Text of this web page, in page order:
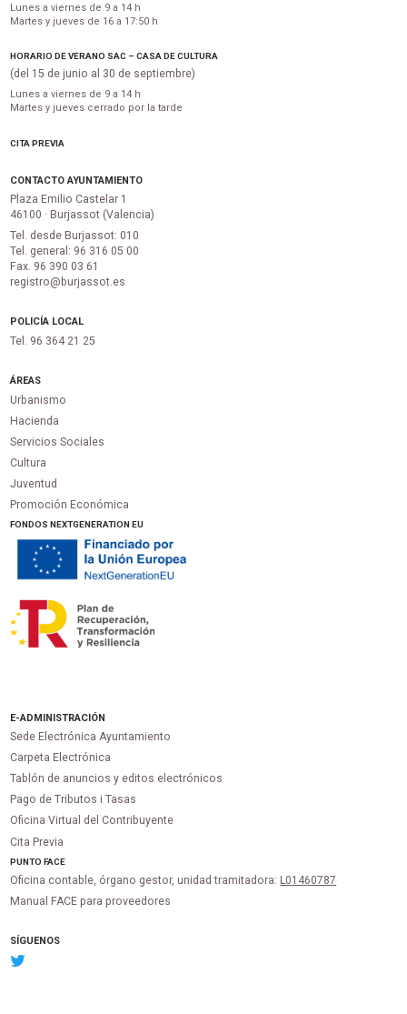
Lunes a viernes de 9 a 14 h
Martes y jueves de 16 a 17:50 h
HORARIO DE VERANO SAC – CASA DE CULTURA
(del 15 de junio al 30 de septiembre)
Lunes a viernes de 9 a 14 h
Martes y jueves cerrado por la tarde
CITA PREVIA
CONTACTO AYUNTAMIENTO
Plaza Emilio Castelar 1
46100 · Burjassot (Valencia)
Tel. desde Burjassot: 010
Tel. general: 96 316 05 00
Fax. 96 390 03 61
registro@burjassot.es
POLICÍA LOCAL
Tel. 96 364 21 25
ÁREAS
Urbanismo
Hacienda
Servicios Sociales
Cultura
Juventud
Promoción Económica
FONDOS NEXTGENERATION EU
E-ADMINISTRACIÓN
Sede Electrónica Ayuntamiento
Carpeta Electrónica
Tablón de anuncios y editos electrónicos
Pago de Tributos i Tasas
Oficina Virtual del Contribuyente
Cita Previa
PUNTOFACE
Oficina contable, órgano gestor, unidad tramitadora: L01460787
Manual FACE para proveedores
SÍGUENOS